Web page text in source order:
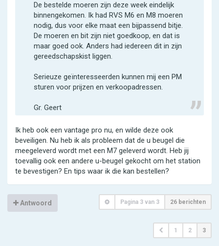
De bestelde moeren zijn deze week eindelijk
binnengekomen. Ik had RVS M6 en M8 moeren
nodig, dus voor elke maat een bijpassend bitje.
De moeren en bit zijn niet goedkoop, en dat is
maar goed ook. Anders had iedereen dit in zijn
gereedschapskist liggen.
Serieuze geïnteresseerden kunnen mij een PM
sturen voor prijzen en verkoopadressen.
Gr. Geert
Ik heb ook een vantage pro nu, en wilde deze ook
beveiligen. Nu heb ik als probleem dat de u beugel die
meegeleverd wordt met een M7 geleverd wordt. Heb jij
toevallig ook een andere u-beugel gekocht om het station
te bevestigen? En tips waar ik die kan bestellen?
Antwoord Pagina 3 van 3 26 berichten
1 2 3